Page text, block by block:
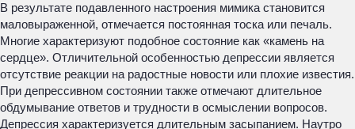
В результате подавленного настроения мимика становится
маловыраженной, отмечается постоянная тоска или печаль.
Многие характеризуют подобное состояние как «камень на
сердце». Отличительной особенностью депрессии является
отсутствие реакции на радостные новости или плохие известия.
При депрессивном состоянии также отмечают длительное
обдумывание ответов и трудности в осмыслении вопросов.
Депрессия характеризуется длительным засыпанием. Наутро